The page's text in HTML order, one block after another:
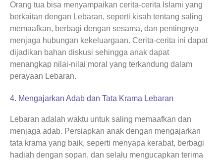
Orang tua bisa menyampaikan cerita-cerita Islami yang
berkaitan dengan Lebaran, seperti kisah tentang saling
memaafkan, berbagi dengan sesama, dan pentingnya
menjaga hubungan kekeluargaan. Cerita-cerita ini dapat
dijadikan bahan diskusi sehingga anak dapat
menangkap nilai-nilai moral yang terkandung dalam
perayaan Lebaran.
4. Mengajarkan Adab dan Tata Krama Lebaran
Lebaran adalah waktu untuk saling memaafkan dan
menjaga adab. Persiapkan anak dengan mengajarkan
tata krama yang baik, seperti menyapa kerabat, berbagi
hadiah dengan sopan, dan selalu mengucapkan terima